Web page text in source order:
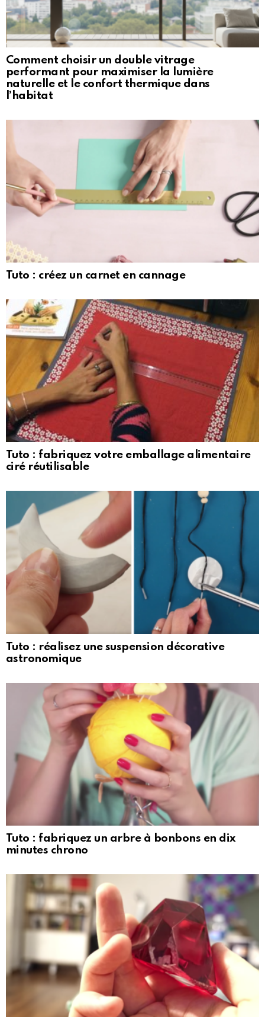
Comment choisir un double vitrage
performant pour maximiser la lumière
naturelle et le confort thermique dans
l’habitat
Tuto : créez un carnet en cannage
Tuto : fabriquez votre emballage alimentaire
ciré réutilisable
Tuto : réalisez une suspension décorative
astronomique
Tuto : fabriquez un arbre à bonbons en dix
minutes chrono